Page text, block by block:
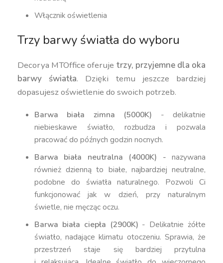
Włącznik oświetlenia
Trzy barwy światła do wyboru
Decorya MTOffice oferuje trzy, przyjemne dla oka
barwy światła. Dzięki temu jeszcze bardziej
dopasujesz oświetlenie do swoich potrzeb.
Barwa biała zimna (5000K) - delikatnie
niebieskawe światło, rozbudza i pozwala
pracować do późnych godzin nocnych.
Barwa biała neutralna (4000K) - nazywana
również dzienną to białe, najbardziej neutralne,
podobne do światła naturalnego. Pozwoli Ci
funkcjonować jak w dzień, przy naturalnym
świetle, nie męcząc oczu.
Barwa biała ciepła (2900K) - Delikatnie żółte
światło, nadające klimatu otoczeniu. Sprawia, że
przestrzeń staje się bardziej przytulna